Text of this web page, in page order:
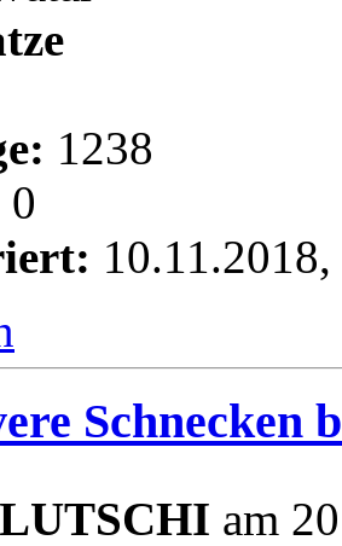
1238
0
Schnecken
am